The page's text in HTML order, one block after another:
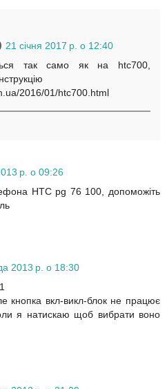
21 січня 2017 р. о 12:40
так само як на htc700,
2016/01/htc700.html
р. о 09:26
HTC pg 76 100, допоможіть
2013 р. о 18:30
кнопка вкл-викл-блок не працює
я натискаю щоб вибрати воно